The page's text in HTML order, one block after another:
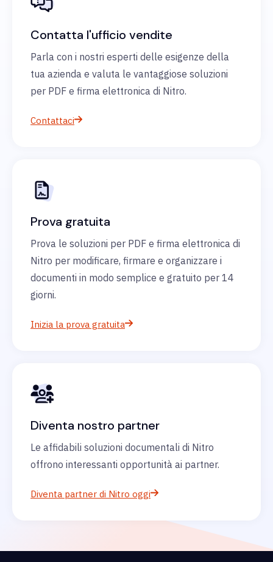
Contatta l'ufficio vendite
Parla con i nostri esperti delle esigenze della
tua azienda e valuta le vantaggiose soluzioni
per PDF e firma elettronica di Nitro.
Contattaci
Prova gratuita
Prova le soluzioni per PDF e firma elettronica di
Nitro per modificare, firmare e organizzare i
documenti in modo semplice e gratuito per 14
giorni.
Inizia la prova gratuita
Diventa nostro partner
Le affidabili soluzioni documentali di Nitro
offrono interessanti opportunità ai partner.
Diventa partner di Nitro oggi